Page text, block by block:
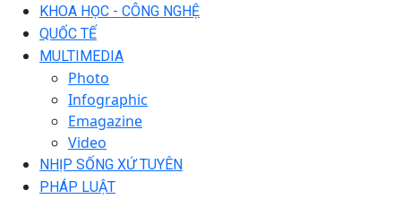
KHOA HỌC - CÔNG NGHỆ
QUỐC TẾ
MULTIMEDIA
Photo
Infographic
Emagazine
Video
NHỊP SỐNG XỨ TUYÊN
PHÁP LUẬT